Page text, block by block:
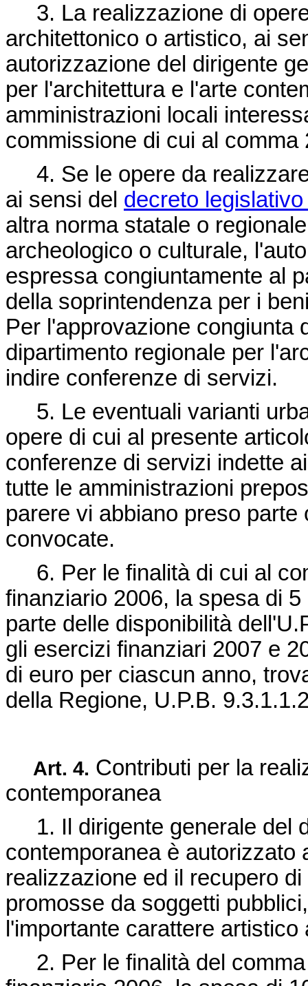
3. La realizzazione di
architettonico o artistico, ai
autorizzazione del dirigente
per l'architettura e l'arte
amministrazioni locali
commissione di cui al comma
4. Se le opere da
ai sensi del decreto
altra norma statale o
archeologico o culturale,
espressa congiuntamente al
della soprintendenza per i
Per l'approvazione congiunta
dipartimento regionale per
indire conferenze di servizi.
5. Le eventuali varianti
opere di cui al presente
conferenze di servizi indette
tutte le amministrazioni
parere vi abbiano preso
convocate.
6. Per le finalità di cui al
finanziario 2006, la spesa di
parte delle disponibilità
gli esercizi finanziari 2007 e
di euro per ciascun anno,
della Regione, U.P.B.
Art. 4. Contributi per la
contemporanea
1. Il dirigente generale del
contemporanea è autorizzato
realizzazione ed il recupero
promosse da soggetti
l'importante carattere
2. Per le finalità del comma